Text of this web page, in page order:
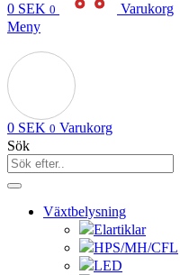
0 SEK 0
Varukorg
Meny
0 SEK 0 Varukorg
Sök
Växtbelysning
Elartiklar
HPS/MH/CFL
LED